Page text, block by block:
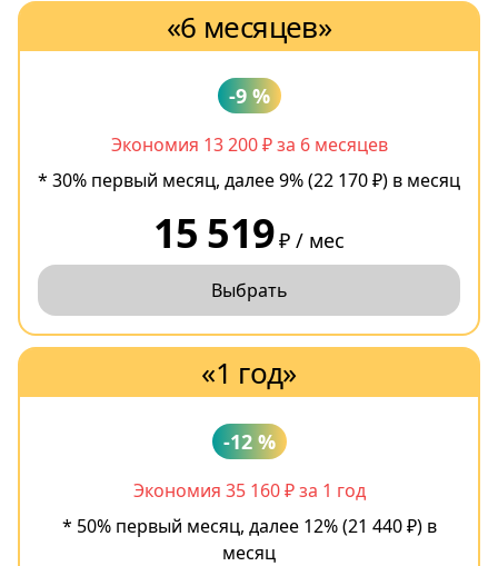
«6 месяцев»
-9 %
Экономия 13 200 ₽ за 6 месяцев
* 30% первый месяц, далее 9% (22 170 ₽) в месяц
15 519₽ / мес
Выбрать
«1 год»
-12 %
Экономия 35 160 ₽ за 1 год
* 50% первый месяц, далее 12% (21 440 ₽) в
месяц